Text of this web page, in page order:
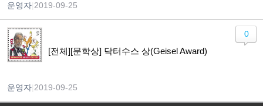
운영자 2019-09-25
[전체][문학상] 닥터수스 상(Geisel Award)
운영자 2019-09-25
0